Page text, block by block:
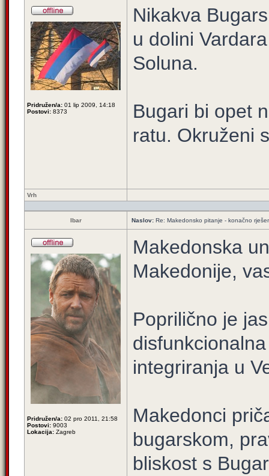
Pridružen/a: 01 lip 2009, 14:18
Postovi: 8373
Nikakva
u dolini
Soluna.
Bugari bi opet
ratu. Okruženi
Vrh
Ibar Naslov: Re: Makedonsko pitanje - konačno
Pridružen/a: 02 pro 2011, 21:58
Postovi: 9003
Lokacija: Zagreb
Makedonska
Makedonije,
Poprilično je
integriranja u
Makedonci
bugarskom,
bliskost s